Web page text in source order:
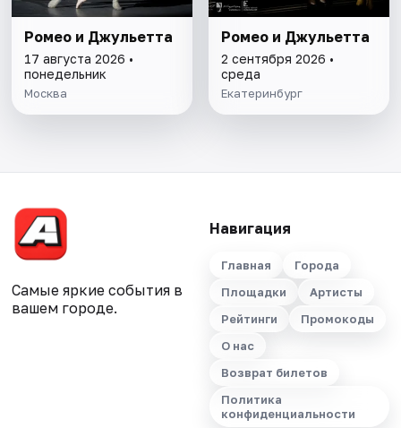
Ромео и Джульетта
17 августа 2026 •
понедельник
Москва
Ромео и Джульетта
2 сентября 2026 •
среда
Екатеринбург
Самые яркие события в
вашем городе.
Навигация
Главная
Города
Площадки
Артисты
Рейтинги
Промокоды
О нас
Возврат билетов
Политика
конфиденциальности